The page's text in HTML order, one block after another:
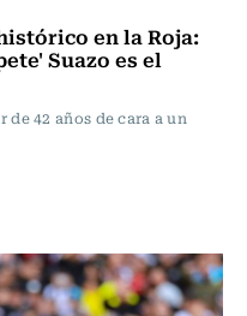
en la Roja:
Suazo es el
42 años de cara a un